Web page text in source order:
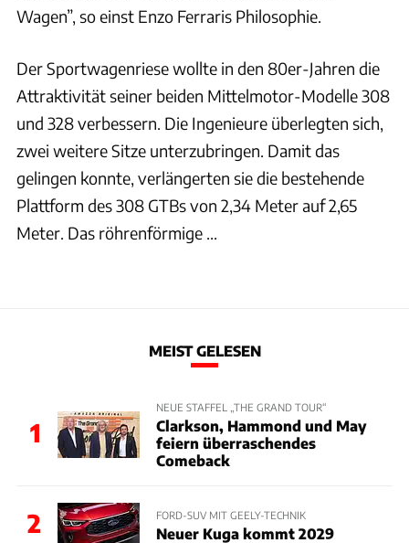
Wagen”, so einst Enzo Ferraris Philosophie.
Der Sportwagenriese wollte in den 80er-Jahren die
Attraktivität seiner beiden Mittelmotor-Modelle 308
und 328 verbessern. Die Ingenieure überlegten sich,
zwei weitere Sitze unterzubringen. Damit das
gelingen konnte, verlängerten sie die bestehende
Plattform des 308 GTBs von 2,34 Meter auf 2,65
Meter. Das röhrenförmige ...
MEIST GELESEN
1
NEUE STAFFEL „THE GRAND TOUR“
Clarkson, Hammond und May
feiern überraschendes
Comeback
2 FORD-SUV MIT GEELY-TECHNIK
Neuer Kuga kommt 2029